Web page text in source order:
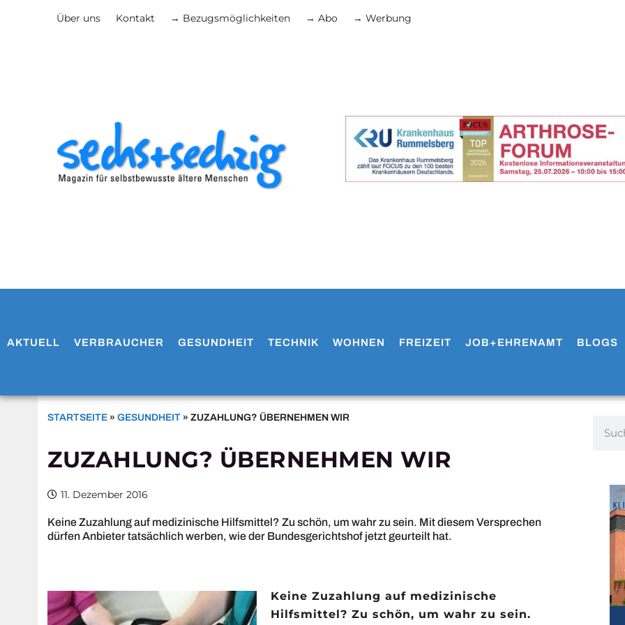
Über uns Kontakt → Bezugsmöglichkeiten → Abo → Werbung
AKTUELL VERBRAUCHER GESUNDHEIT TECHNIK WOHNEN FREIZEIT JOB+EHRENAMT BLOGS
STARTSEITE »GESUNDHEIT »ZUZAHLUNG? ÜBERNEHMEN WIR
ZUZAHLUNG? ÜBERNEHMEN WIR
11. Dezember 2016
Keine Zuzahlung auf medizinische Hilfsmittel? Zu schön, um wahr zu sein. Mit diesem Versprechen
dürfen Anbieter tatsächlich werben, wie der Bundesgerichtshof jetzt geurteilt hat.
Keine Zuzahlung auf medizinische
Hilfsmittel? Zu schön, um wahr zu sein.